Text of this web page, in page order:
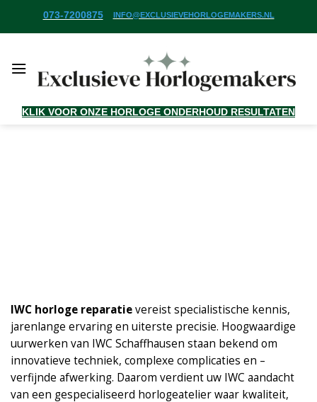
073-7200875 INFO@EXCLUSIEVEHORLOGEMAKERS.NL
KLIK VOOR ONZE HORLOGE ONDERHOUD RESULTATEN
IWC horloge reparatievereist specialistische kennis,
jarenlange ervaring en uiterste precisie. Hoogwaardige
uurwerken van IWC Schaffhausen staan bekend om
innovatieve techniek, complexe complicaties en –
verfijnde afwerking. Daarom verdient uw IWC aandacht
van een gespecialiseerd horlogeatelier waar kwaliteit,